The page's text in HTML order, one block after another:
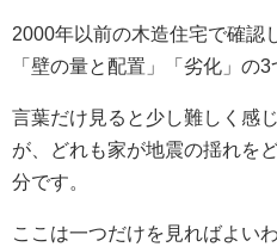
2000年以前の木造住宅で確認
「壁の量と配置」「劣化」の3
言葉だけ見ると少し難しく感
が、どれも家が地震の揺れを
分です。
ここは一つだけを見ればよい